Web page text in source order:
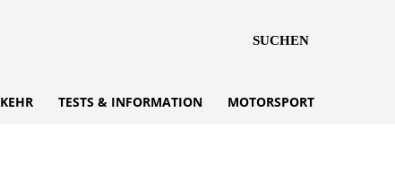
SUCHEN
TESTS & INFORMATION MOTORSPORT